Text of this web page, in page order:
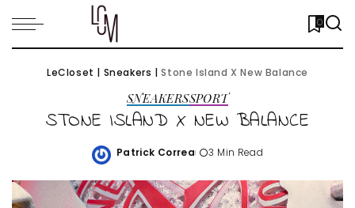
0
LeCloset | Sneakers |Stone Island X New Balance
SNEAKERSSPORT
STONE ISLAND X NEW BALANCE
Posted
Patrick Correa 3 Min Read